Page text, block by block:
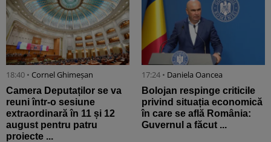
18:40 • Cornel Ghimeșan
Camera Deputaților se va
reuni într-o sesiune
extraordinară în 11 și 12
august pentru patru
proiecte ...
17:24 • Daniela Oancea
Bolojan respinge criticile
privind situația economică
în care se află România:
Guvernul a făcut ...